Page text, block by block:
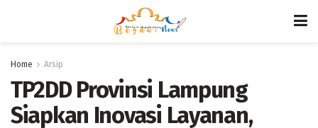
Home Arsip
TP2DD Provinsi Lampung
Siapkan Inovasi Layanan,